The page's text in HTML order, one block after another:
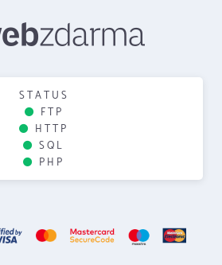
STATUS
FTP
HTTP
SQL
PHP